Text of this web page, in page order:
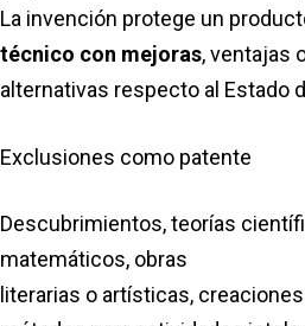
La invención protege un
técnico con mejoras, ventajas
alternativas respecto al Estado
Exclusiones como patente
Descubrimientos, teorías
matemáticos, obras
literarias o artísticas,